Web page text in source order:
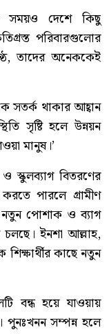
সময়ও দেশে কিছু
পরিবারগুলোর
তাদের অনেককেই
সতর্ক থাকার আহ্বান
সৃষ্টি হলে উন্নয়ন
মানুষ।’
ও স্কুলব্যাগ বিতরণের
পারলে গ্রামীণ
নতুন পোশাক ও ব্যাগ
চলছে। ইনশা আল্লাহ,
কাছে নতুন
বন্ধ হয়ে যাওয়ায়
পুনঃখনন সম্পন্ন হলে